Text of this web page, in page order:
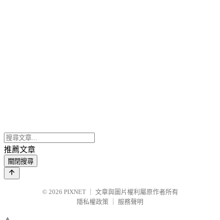
推薦文章
關閉搜尋
© 2026 PIXNET
文章與圖片權利屬原作者所有
隱私權政策
服務聲明